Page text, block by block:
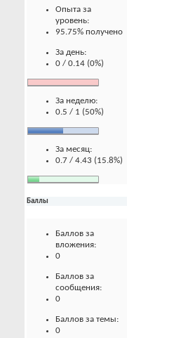
Опыта за
уровень:
95.75% получено
За день:
0 / 0.14 (0%)
За неделю:
0.5 / 1 (50%)
За месяц:
0.7 / 4.43 (15.8%)
Баллы
Баллов за
вложения:
0
Баллов за
сообщения:
0
Баллов за темы:
0